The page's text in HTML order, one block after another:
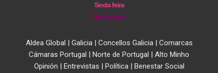
Sexta feira
7 de Agosto
Aldea Global Galicia| Concellos Galicia| Comarcas
Cámaras Portugal
Norte de Portugal
Alto Minho
Opinión
Entrevistas Política|
Benestar Social